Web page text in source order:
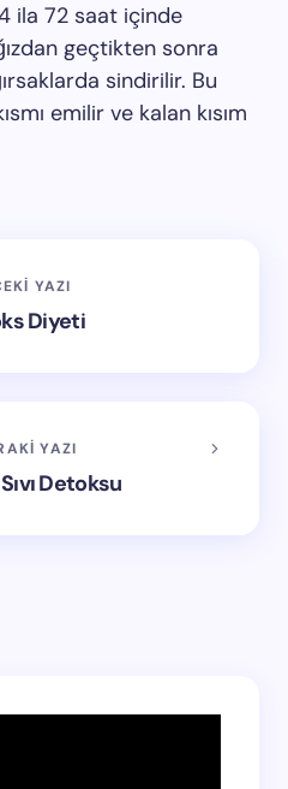
ila 72 saat içinde
geçtikten sonra
sindirilir. Bu
emilir ve kalan kısım
YAZI
Diyeti
YAZI
Detoksu